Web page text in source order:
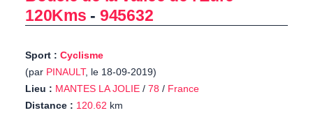
120Kms - 945632
Sport : Cyclisme
(par PINAULT, le 18-09-2019)
Lieu : MANTES LA JOLIE / 78 / France
Distance : 120.62 km